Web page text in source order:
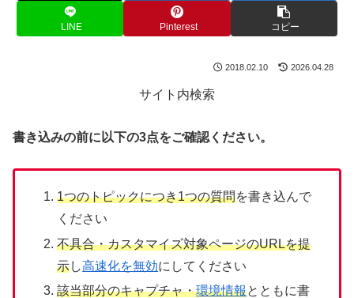
LINE Pinterest コピー
2018.02.10 2026.04.28
サイト内検索
書き込みの前に以下の3点をご確認ください。
1つのトピックにつき1つの質問を書き込んで
ください
不具合・カスタマイズ対象ページのURLを提
示し高速化を無効にしてください
該当部分のキャプチャ・環境情報とともに書